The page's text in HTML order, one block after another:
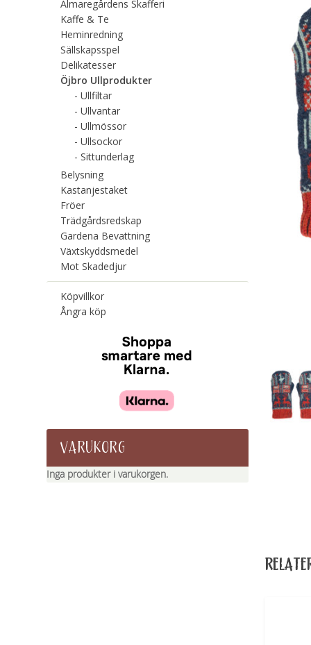
Almaregårdens Skafferi
Kaffe & Te
Heminredning
Sällskapsspel
Delikatesser
Öjbro Ullprodukter
Ullfiltar
Ullvantar
Ullmössor
Ullsockor
Sittunderlag
Belysning
Kastanjestaket
Fröer
Trädgårdsredskap
Gardena Bevattning
Växtskyddsmedel
Mot Skadedjur
Köpvillkor
Ångra köp
VARUKORG
Inga produkter i varukorgen.